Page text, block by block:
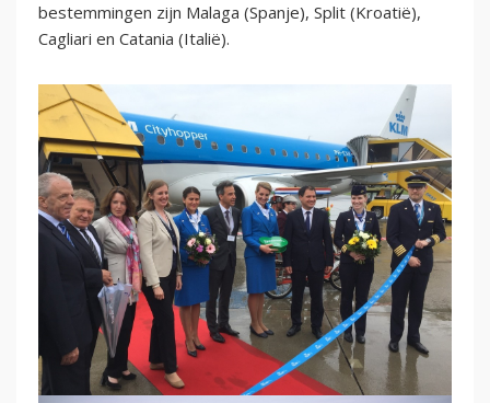
bestemmingen zijn Malaga (Spanje), Split (Kroatië),
Cagliari en Catania (Italië).